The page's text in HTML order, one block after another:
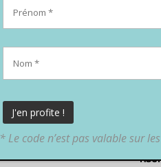
* Le code n’est pas valable sur